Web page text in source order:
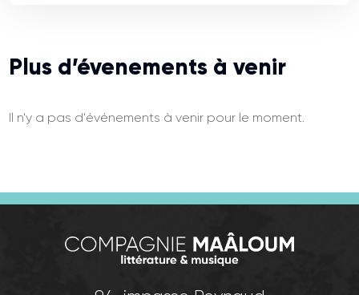
Plus d’évenements à venir
Il n'y a pas d'événements à venir pour le moment.